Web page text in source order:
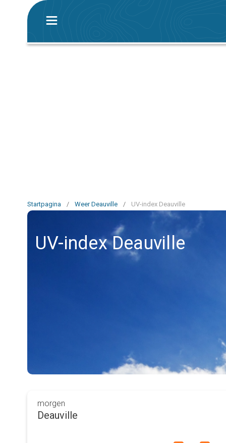
Startpagina / Weer Deauville / UV-index Deauville
UV-index Deauville
morgen
Deauville